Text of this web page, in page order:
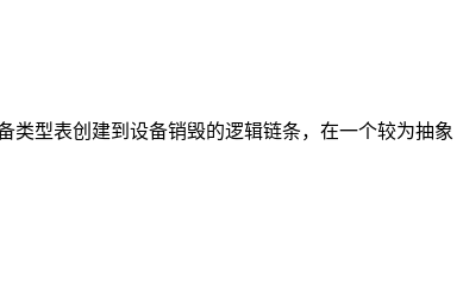
型表创建到设备销毁的逻辑链条，在一个较为抽象